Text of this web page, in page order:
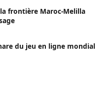
frontière Maroc-Melilla
du jeu en ligne mondial